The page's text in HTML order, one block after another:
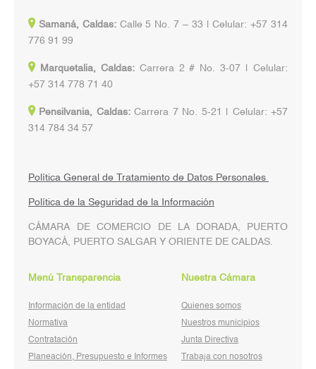
Samaná, Caldas: Calle 5 No. 7 – 33 | Celular: +57 314
776 91 99
Marquetalia, Caldas:Carrera 2 # No. 3-07 | Celular:
+57 314 778 71 40
Pensilvania, Caldas:Carrera 7 No. 5-21 | Celular: +57
314 784 34 57
Política General de Tratamiento de Datos Personales
Política de la Seguridad de la Información
CÁMARA DE COMERCIO DE LA DORADA, PUERTO
BOYACÁ, PUERTO SALGAR Y ORIENTE DE CALDAS.
Menú Transparencia
Información de la entidad
Normativa
Contratación
Planeación, Presupuesto e Informes
Nuestra Cámara
Quienes somos
Nuestros municipios
Junta Directiva
Trabaja con nosotros